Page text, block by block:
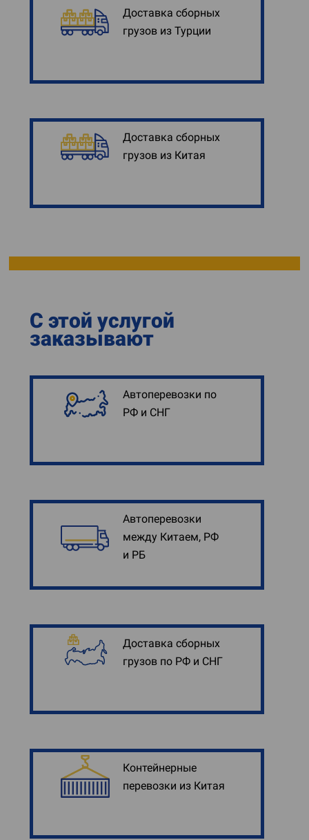
Доставка сборных
грузов из Турции
Доставка сборных
грузов из Китая
С этой услугой
заказывают
Автоперевозки по
РФ и СНГ
Автоперевозки
между Китаем, РФ
и РБ
Доставка сборных
грузов по РФ и СНГ
Контейнерные
перевозки из Китая